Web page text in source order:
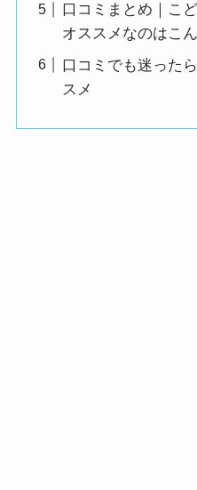
口コミまとめ｜こ
オススメなのはこ
口コミでも迷った
スメ